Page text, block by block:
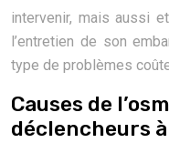
intervenir, mais aussi
l’entretien de son
type de problèmes
Causes de
déclencheurs